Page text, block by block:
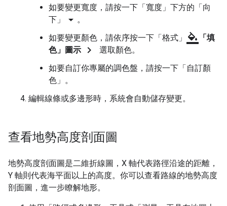
如要變更寬度，請按一下「寬度」下方的「向
下」
arrow_drop_down 。
如要變更顏色，請依序按一下「格式」
format_color_fill
「填
色」圖示
chevron_right
選取顏色。
如要自訂你專屬的調色盤，請按一下「自訂顏
色」 。
編輯線條或多邊形時，系統會自動儲存變更。
查看地勢高度剖面圖
地勢高度剖面圖是二維折線圖，X 軸代表路徑沿途的距離，
Y 軸則代表海平面以上的高度。你可以查看路線的地勢高度
剖面圖，進一步瞭解地形。